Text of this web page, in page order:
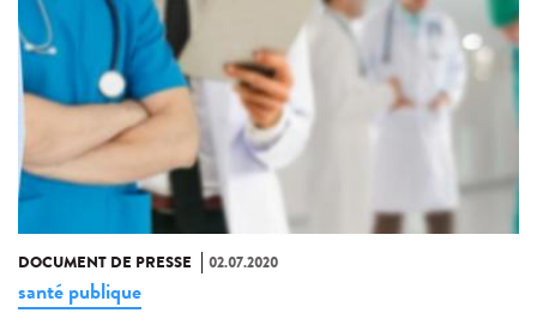
DOCUMENT DE PRESSE 02.07.2020
santé publique